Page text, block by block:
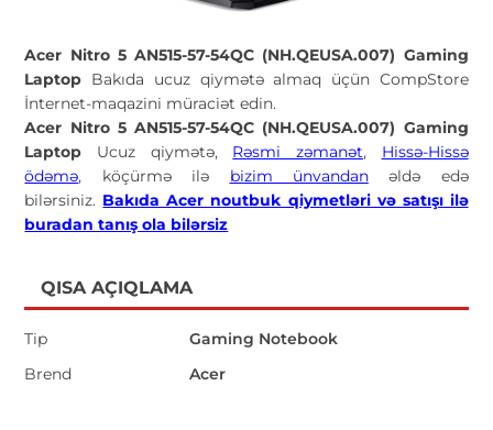
Acer Nitro 5 AN515-57-54QC (NH.QEUSA.007) Gaming
Laptop Bakıda ucuz qiymətə almaq üçün CompStore
İnternet-maqazini müraciət edin.
Acer Nitro 5 AN515-57-54QC (NH.QEUSA.007) Gaming
Laptop Ucuz qiymətə, Rəsmi zəmanət, Hissə-Hissə
ödəmə, köçürmə ilə bizim ünvandanəldə edə
bilərsiniz. Bakıda Acer noutbuk qiymetləri və satışı ilə
buradan tanış ola bilərsiz
QISA AÇIQLAMA
Tip
Gaming Notebook
Brend
Acer